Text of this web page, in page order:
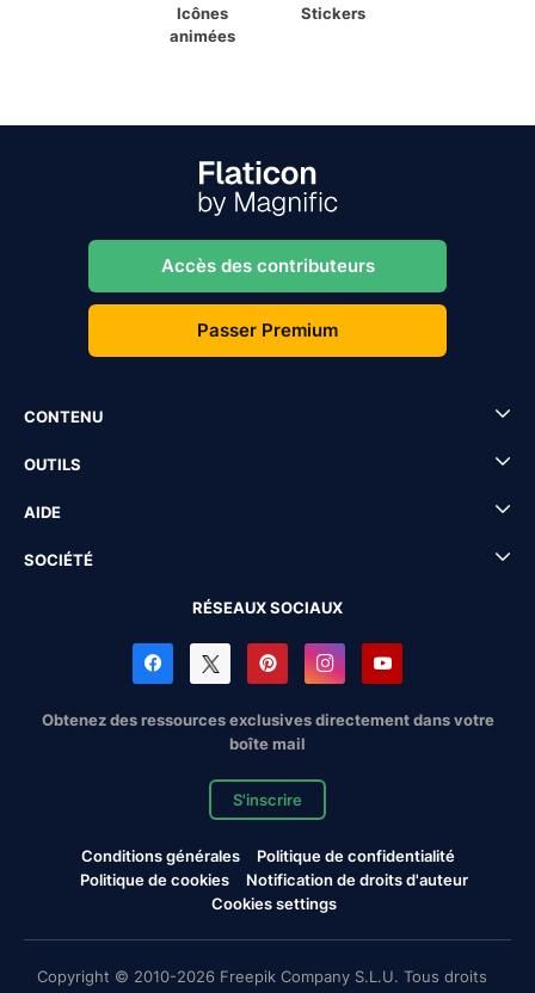
Icônes
animées
Stickers
Accès des contributeurs
Passer Premium
CONTENU
OUTILS
AIDE
SOCIÉTÉ
RÉSEAUX SOCIAUX
Obtenez des ressources exclusives directement dans votre
boîte mail
S'inscrire
Conditions générales
Politique de confidentialité
Politique de cookies
Notification de droits d'auteur
Cookies settings
Copyright © 2010-2026 Freepik Company S.L.U. Tous droits